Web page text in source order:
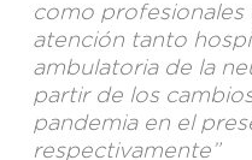
como profesionales
atención tanto
ambulatoria de la
partir de los
pandemia en el
respectivamente”